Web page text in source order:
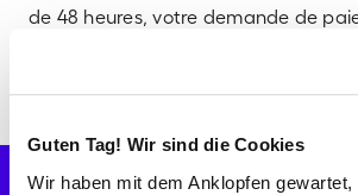
Guten Tag! Wir sind die Cookies
Wir haben mit dem Anklopfen
de 48 heures, votre demande de
Vérifier les disponibilités